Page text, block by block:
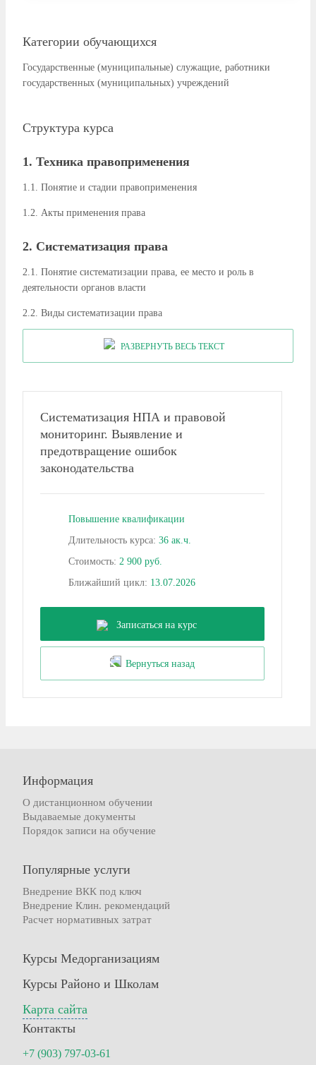
Категории обучающихся
Государственные (муниципальные) служащие, работники
государственных (муниципальных) учреждений
Структура курса
1. Техника правоприменения
1.1. Понятие и стадии правоприменения
1.2. Акты применения права
2. Систематизация права
2.1. Понятие систематизации права, ее место и роль в
деятельности органов власти
2.2. Виды систематизации права
3. Правовой мониторинг
3.2. Приемы техники правового мониторинга
4. Применение информационных технологий в
юридической деятельности органов власти
4.3. Автоматизация правового мониторинга
РАЗВЕРНУТЬ ВЕСЬ ТЕКСТ
Систематизация НПА и правовой
мониторинг. Выявление и
предотвращение ошибок
законодательства
Повышение квалификации
Длительность курса: 36 ак.ч.
Стоимость: 2 900 руб.
Ближайший цикл: 13.07.2026
Записаться на курс
Вернуться назад
Информация
О дистанционном обучении
Выдаваемые документы
Порядок записи на обучение
Популярные услуги
Внедрение ВКК под ключ
Внедрение Клин. рекомендаций
Расчет нормативных затрат
Курсы Медорганизациям
Курсы Районо и Школам
Карта сайта
Контакты
+7 (903) 797-03-61